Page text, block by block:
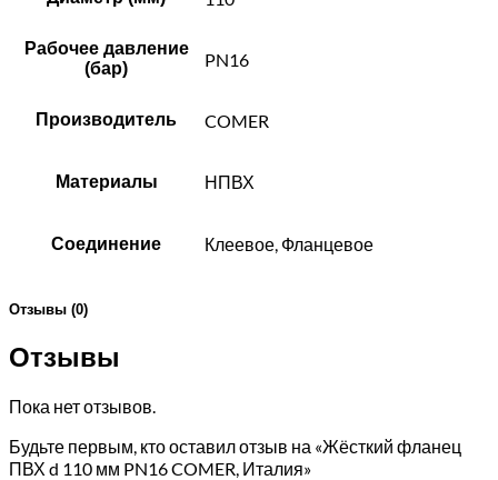
Рабочее давление
(бар)
PN16
Производитель COMER
Материалы НПВХ
Соединение Клеевое, Фланцевое
Отзывы (0)
Отзывы
Пока нет отзывов.
Будьте первым, кто оставил отзыв на «Жёсткий фланец
ПВХ d 110 мм PN16 COMER, Италия»